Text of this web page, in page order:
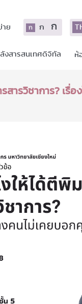
าย ก ก ก
งสารสนเทศดิจิทัล ห้
ารวิชาการ? เรื่อ